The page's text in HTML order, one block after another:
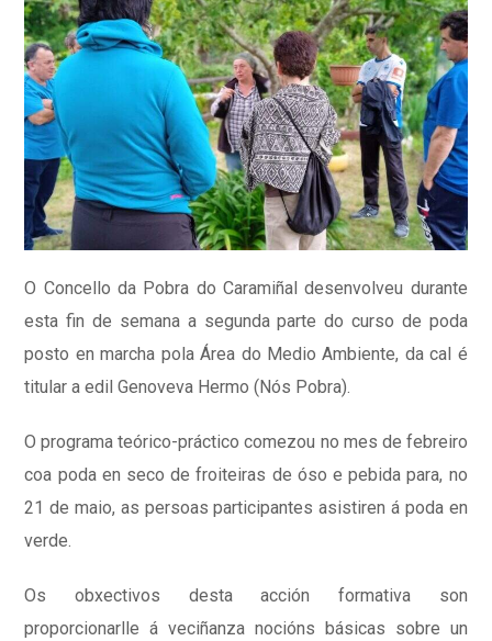
O Concello da Pobra do Caramiñal desenvolveu durante
esta fin de semana a segunda parte do curso de poda
posto en marcha pola Área do Medio Ambiente, da cal é
titular a edil Genoveva Hermo (Nós Pobra).
O programa teórico-práctico comezou no mes de febreiro
coa poda en seco de froiteiras de óso e pebida para, no
21 de maio, as persoas participantes asistiren á poda en
verde.
Os obxectivos desta acción formativa son
proporcionarlle á veciñanza nocións básicas sobre un